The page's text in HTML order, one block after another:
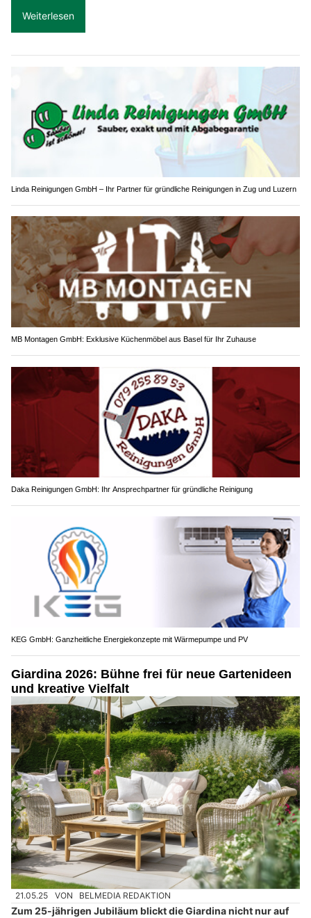
Weiterlesen
Linda Reinigungen GmbH – Ihr Partner für gründliche Reinigungen in Zug und Luzern
MB Montagen GmbH: Exklusive Küchenmöbel aus Basel für Ihr Zuhause
Daka Reinigungen GmbH: Ihr Ansprechpartner für gründliche Reinigung
KEG GmbH: Ganzheitliche Energiekonzepte mit Wärmepumpe und PV
Giardina 2026: Bühne frei für neue Gartenideen
und kreative Vielfalt
21.05.25 VON BELMEDIA REDAKTION
Zum 25-jährigen Jubiläum blickt die Giardina nicht nur auf